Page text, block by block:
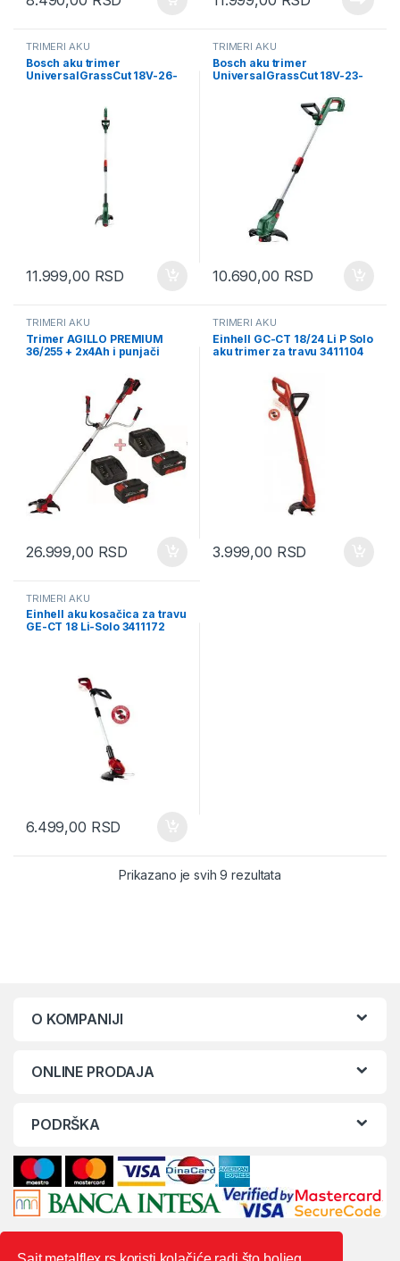
TRIMERI AKU
Bosch aku trimer
UniversalGrassCut 18V-26-
11.999,00 RSD
TRIMERI AKU
Bosch aku trimer
UniversalGrassCut 18V-23-
10.690,00 RSD
TRIMERI AKU
Trimer AGILLO PREMIUM
36/255 + 2x4Ah i punjači
26.999,00 RSD
TRIMERI AKU
Einhell GC-CT 18/24 Li P Solo
aku trimer za travu 3411104
3.999,00 RSD
TRIMERI AKU
Einhell aku kosačica za travu
GE-CT 18 Li-Solo 3411172
6.499,00 RSD
Prikazano je svih 9 rezultataSorted by latest
O KOMPANIJI
ONLINE PRODAJA
PODRŠKA